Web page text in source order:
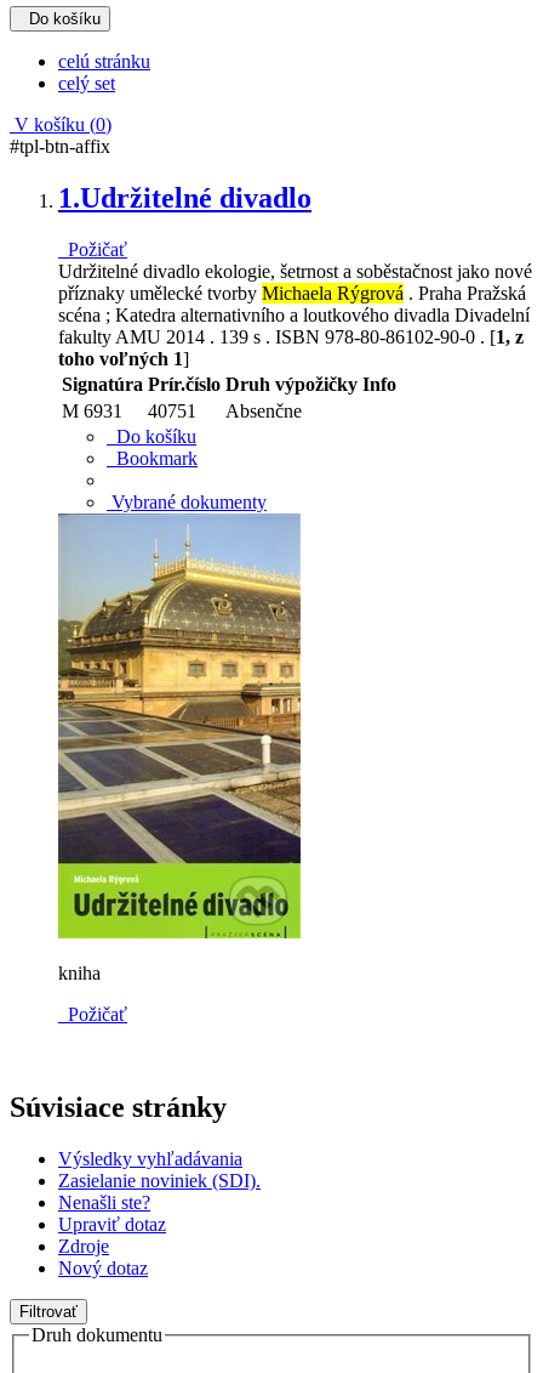
Do košíku
celú stránku
celý set
V košíku (0)
#tpl-btn-affix
1.Udržitelné divadlo
Požičať
Udržitelné divadlo ekologie, šetrnost a soběstačnost jako nové
příznaky umělecké tvorby Michaela Rýgrová . Praha Pražská
scéna ; Katedra alternativního a loutkového divadla Divadelní
fakulty AMU 2014 . 139 s . ISBN 978-80-86102-90-0 . [1, z
toho voľných 1]
Signatúra Prír.číslo Druh výpožičky Info
M 6931
40751
Absenčne
Do košíku
Bookmark
Vybrané dokumenty
kniha
Požičať
Súvisiace stránky
Výsledky vyhľadávania
Zasielanie noviniek (SDI).
Nenašli ste?
Upraviť dotaz
Zdroje
Nový dotaz
Filtrovať
Druh dokumentu